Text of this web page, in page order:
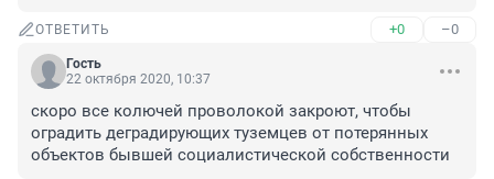
ОТВЕТИТЬ +0 –0
Гость
22 октября 2020, 10:37
скоро все колючей проволокой закроют, чтобы
оградить деградирующих туземцев от потерянных
объектов бывшей социалистической собственности